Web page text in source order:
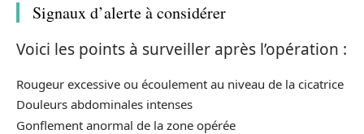
Signaux d’alerte à considérer
Voici les points à surveiller après l’opération :
Rougeur excessive ou écoulement au niveau de la cicatrice
Douleurs abdominales intenses
Gonflement anormal de la zone opérée